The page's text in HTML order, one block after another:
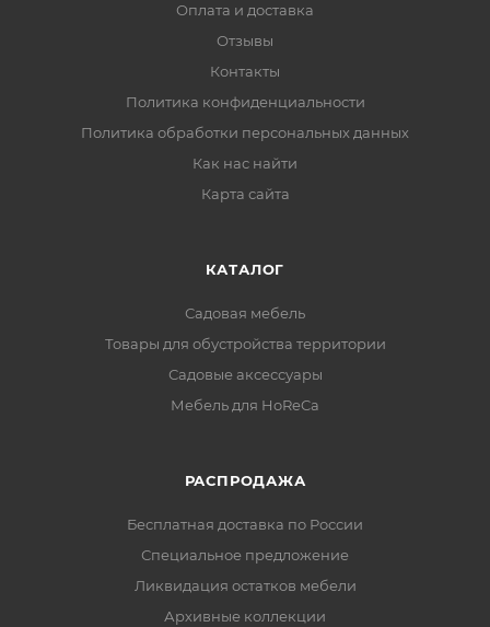
Оплата и доставка
Отзывы
Контакты
Политика конфиденциальности
Политика обработки персональных данных
Как нас найти
Карта сайта
КАТАЛОГ
Садовая мебель
Товары для обустройства территории
Садовые аксессуары
Мебель для HoReCa
РАСПРОДАЖА
Бесплатная доставка по России
Специальное предложение
Ликвидация остатков мебели
Архивные коллекции